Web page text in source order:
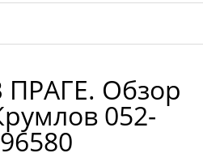
Обзор
052-